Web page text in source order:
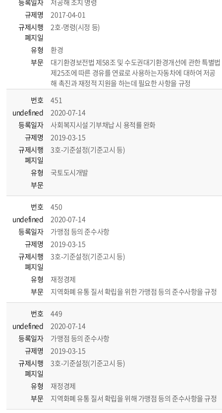
등록일자
저공해 조치 명령
규제명
2017-04-01
규제시행
폐지일
2호-명령(시정 등)
유형
환경
부문
대기환경보전법 제58조 및 수도권대기환경개선에 관한 특별법
제25조에 따른 경유를 연료로 사용하는자동차에 대하여 저공
해 촉진과 재정적 지원을 하는데 필요한 사항을 규정
번호
451
undefined
2020-07-14
등록일자
사회복지시설 기부채납 시 용적률 완화
규제명
2019-03-15
규제시행
폐지일
3호-기준설정(기준고시 등)
유형
국토도시개발
부문
번호
450
undefined
2020-07-14
등록일자
가맹점 등의 준수사항
규제명
2019-03-15
규제시행
폐지일
3호-기준설정(기준고시 등)
유형
재정경제
부문
지역화폐 유통 질서 확립을 위한 가맹점 등의 준수사항을 규정
번호
449
undefined
2020-07-14
등록일자
가맹점 등의 준수사항
규제명
2019-03-15
규제시행
폐지일
3호-기준설정(기준고시 등)
유형
재정경제
부문
지역화폐 유통 질서 확립을 위해 가맹점 등의 준수사항을 규정